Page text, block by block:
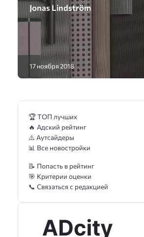
Jonas Lindström
17 ноября 2018
🏆 ТОП лучших
🔥 Адский рейтинг
⚠️ Аутсайдеры
📊 Все новостройки
📝 Попасть в рейтинг
🎯 Критерии оценки
📞 Связаться с редакцией